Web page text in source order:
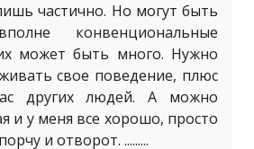
частично. Но могут быть
конвенциональные
может быть много. Нужно
свое поведение, плюс
других людей. А можно
и у меня все хорошо, просто
и отворот. .........